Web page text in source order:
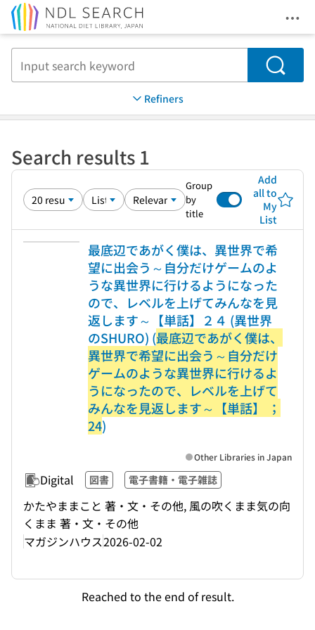
Search
Refiners
Search results 1
Group
by
title
Add
all to
My
List
最底辺であがく僕は、異世界で希
望に出会う～自分だけゲームのよ
うな異世界に行けるようになった
ので、レベルを上げてみんなを見
返します～【単話】２４ (異世界
のSHURO) (最底辺であがく僕は、
異世界で希望に出会う～自分だけ
ゲームのような異世界に行けるよ
うになったので、レベルを上げて
みんなを見返します～【単話】 ；
24)
Digital 図書 電子書籍・電子雑誌
かたやままこと 著・文・その他, 風の吹くまま気の向
くまま 著・文・その他
マガジンハウス2026-02-02
Other Libraries in Japan
Reached to the end of result.